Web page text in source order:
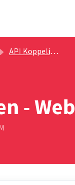
API Koppelingen
-